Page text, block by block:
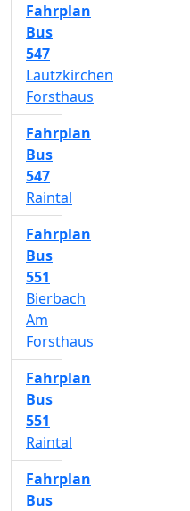
Fahrplan
Bus
547
Lautzkirchen
Forsthaus
Fahrplan
Bus
547
Raintal
Fahrplan
Bus
551
Bierbach
Am
Forsthaus
Fahrplan
Bus
551
Raintal
Fahrplan
Bus